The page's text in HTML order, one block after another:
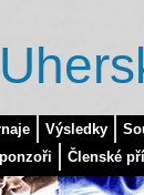
Výsledky
Členské